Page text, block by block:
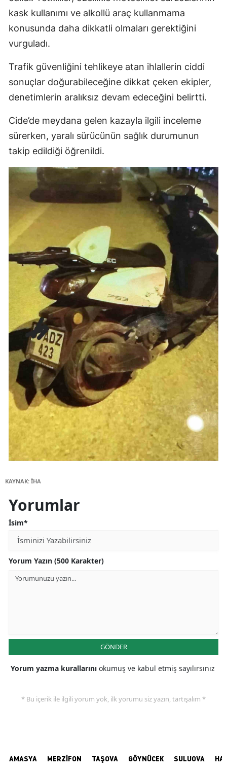
kask kullanımı ve alkollü araç kullanmama
konusunda daha dikkatli olmaları gerektiğini
vurguladı.
Trafik güvenliğini tehlikeye atan ihlallerin ciddi
sonuçlar doğurabileceğine dikkat çeken ekipler,
denetimlerin aralıksız devam edeceğini belirtti.
Cide’de meydana gelen kazayla ilgili inceleme
sürerken, yaralı sürücünün sağlık durumunun
takip edildiği öğrenildi.
KAYNAK: İHA
Yorumlar
İsim*
Yorum Yazın (500 Karakter)
GÖNDER
Yorum yazma kurallarını okumuş ve kabul etmiş sayılırsınız
* Bu içerik ile ilgili yorum yok, ilk yorumu siz yazın, tartışalım *
AMASYA MERZİFON TAŞOVA GÖYNÜCEK SULUOVA